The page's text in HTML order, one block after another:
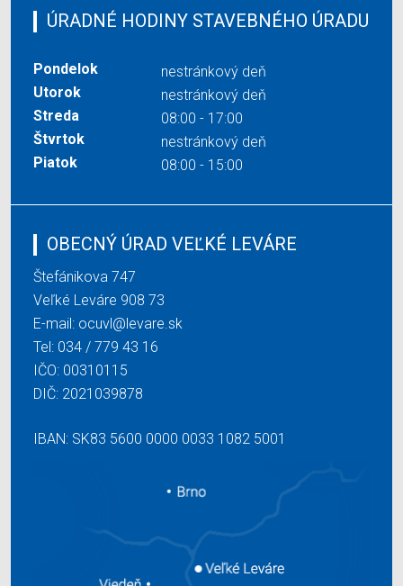
ÚRADNÉ HODINY STAVEBNÉHO ÚRADU
Pondelok
nestránkový deň
Utorok
nestránkový deň
Streda
08:00 - 17:00
Štvrtok
nestránkový deň
Piatok
08:00 - 15:00
OBECNÝ ÚRAD VEĽKÉ LEVÁRE
Štefánikova 747
Veľké Leváre 908 73
E-mail: ocuvl@levare.sk
Tel: 034 / 779 43 16
IČO: 00310115
DIČ: 2021039878
IBAN: SK83 5600 0000 0033 1082 5001